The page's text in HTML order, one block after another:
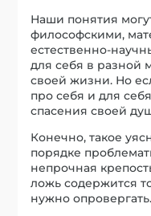
Наши понятия
философскими,
естественно-
для себя в разной
своей жизни. Но
про себя и для
спасения своей
Конечно, такое
порядке
непрочная
ложь содержится
нужно опровергать.